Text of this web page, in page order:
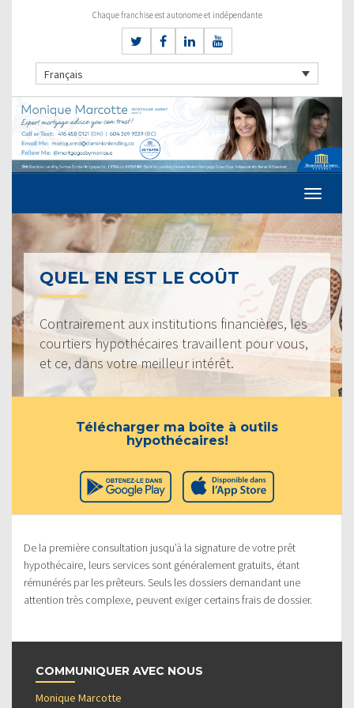
Chaque franchise est autonome et indépendante
Français
QUEL EN EST LE COÛT
Contrairement aux institutions financières, les
courtiers hypothécaires travaillent pour vous,
et ce, dans votre meilleur intérêt.
Télécharger ma boîte à outils
hypothécaires!
De la première consultation jusqu’à la signature de votre prêt
hypothécaire, leurs services sont généralement gratuits, étant
rémunérés par les prêteurs. Seuls les dossiers demandant une
attention très complexe, peuvent exiger certains frais de dossier.
COMMUNIQUER AVEC NOUS
Monique Marcotte